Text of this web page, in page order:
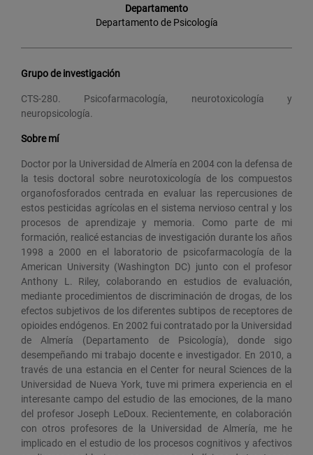
Departamento
Departamento de Psicología
Grupo de investigación
CTS-280. Psicofarmacología, neurotoxicología y
neuropsicología.
Sobre mí
Doctor por la Universidad de Almería en 2004 con la defensa de
la tesis doctoral sobre neurotoxicología de los compuestos
organofosforados centrada en evaluar las repercusiones de
estos pesticidas agrícolas en el sistema nervioso central y los
procesos de aprendizaje y memoria. Como parte de mi
formación, realicé estancias de investigación durante los años
1998 a 2000 en el laboratorio de psicofarmacología de la
American University (Washington DC) junto con el profesor
Anthony L. Riley, colaborando en estudios de evaluación,
mediante procedimientos de discriminación de drogas, de los
efectos subjetivos de los diferentes subtipos de receptores de
opioides endógenos. En 2002 fui contratado por la Universidad
de Almería (Departamento de Psicología), donde sigo
desempeñando mi trabajo docente e investigador. En 2010, a
través de una estancia en el Center for neural Sciences de la
Universidad de Nueva York, tuve mi primera experiencia en el
interesante campo del estudio de las emociones, de la mano
del profesor Joseph LeDoux. Recientemente, en colaboración
con otros profesores de la Universidad de Almería, me he
implicado en el estudio de los procesos cognitivos y afectivos